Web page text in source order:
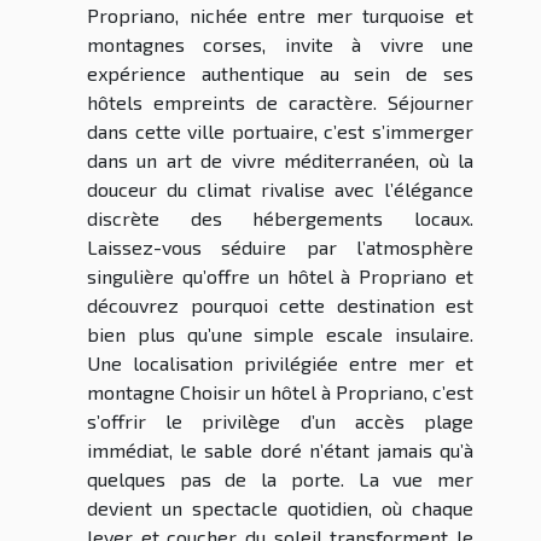
Propriano, nichée entre mer turquoise et
montagnes corses, invite à vivre une
expérience authentique au sein de ses
hôtels empreints de caractère. Séjourner
dans cette ville portuaire, c’est s’immerger
dans un art de vivre méditerranéen, où la
douceur du climat rivalise avec l’élégance
discrète des hébergements locaux.
Laissez-vous séduire par l’atmosphère
singulière qu’offre un hôtel à Propriano et
découvrez pourquoi cette destination est
bien plus qu’une simple escale insulaire.
Une localisation privilégiée entre mer et
montagne Choisir un hôtel à Propriano, c’est
s’offrir le privilège d’un accès plage
immédiat, le sable doré n’étant jamais qu’à
quelques pas de la porte. La vue mer
devient un spectacle quotidien, où chaque